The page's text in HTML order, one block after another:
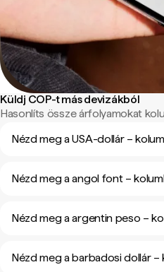
Küldj COP-t más devizákból
Hasonlíts össze árfolyamokat
Nézd meg a USA-dollár –
Nézd meg a angol font –
Nézd meg a argentin peso –
Nézd meg a barbadosi dollár